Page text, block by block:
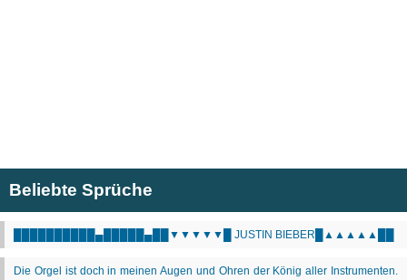
Beliebte Sprüche